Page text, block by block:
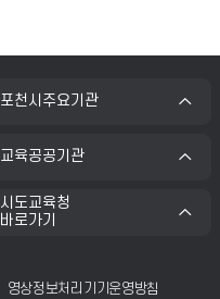
포천시주요기관
교육공공기관
시도교육청
바로가기
영상정보처리기기운영방침